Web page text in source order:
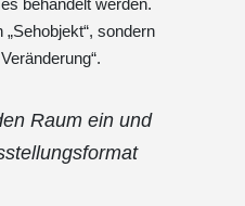
sondern
Raum ein und